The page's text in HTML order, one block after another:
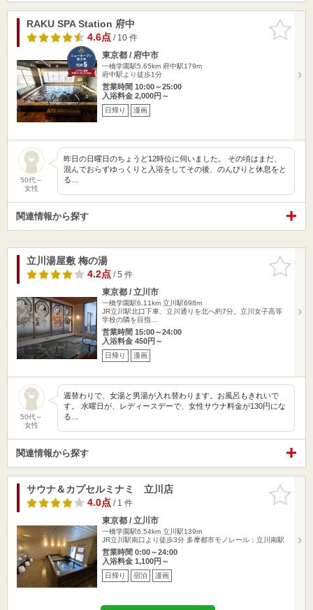
お気に入
りに追加
RAKU SPA Station 府中
4.6点/ 10 件
東京都 / 府中市
一橋学園駅5.65km 府中駅179m
府中駅より徒歩1分
営業時間 10:00～25:00
入浴料金 2,000円～
日帰り 漫画
50代～
女性
昨日の日曜日のちょうど12時位に伺いました。 その頃はまだ、
混んでおらずゆっくりと入浴をしてその後、のんびりと休息をと
る…
関連情報から探す
お気に入
りに追加
立川湯屋敷 梅の湯
4.2点/ 5 件
東京都 / 立川市
一橋学園駅6.11km 立川駅698m
JR立川駅北口下車、立川通りを北へ約7分。立川女子高等
学校の隣を目指…
営業時間 15:00～24:00
入浴料金 450円～
日帰り 漫画
50代～
女性
週替わりで、女湯と男湯が入れ替わります。お風呂もきれいで
す。 水曜日が、レディースデーで、女性サウナ料金が130円にな
る…
関連情報から探す
お気に入
りに追加
サウナ＆カプセルミナミ 立川店
4.0点/ 1 件
東京都 / 立川市
一橋学園駅6.54km 立川駅139m
JR立川駅南口より徒歩3分 多摩都市モノレール：立川南駅
営業時間 0:00～24:00
入浴料金 1,100円～
日帰り 宿泊 漫画